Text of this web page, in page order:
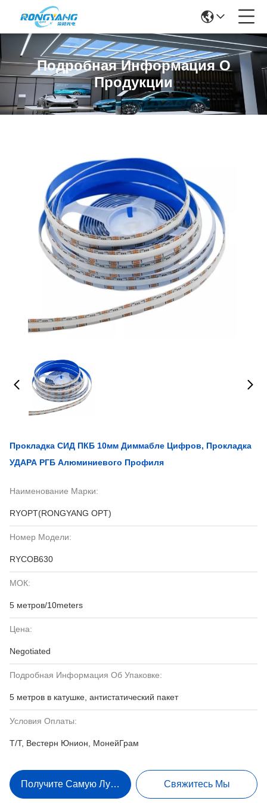
Подробная Информация О
Продукции
Прокладка СИД ПКБ 10мм Диммабле Цифров, Прокладка
УДАРА РГБ Алюминиевого Профиля
Наименование Марки:
RYOPT(RONGYANG OPT)
Номер Модели:
RYCOB630
МОК:
5 метров/10meters
Цена:
Negotiated
Подробная Информация Об Упаковке:
5 метров в катушке, антистатический пакет
Условия Оплаты:
Т/Т, Вестерн Юнион, МонейГрам
Получите Самую Лучшую Цену Свяжитесь Мы